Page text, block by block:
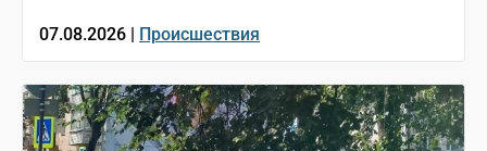
07.08.2026 | Происшествия